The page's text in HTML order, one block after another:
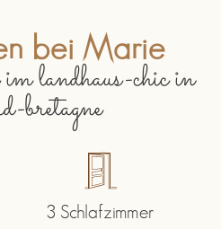
bei Marie
im landhaus-chic in
bretagne
3 Schlafzimmer